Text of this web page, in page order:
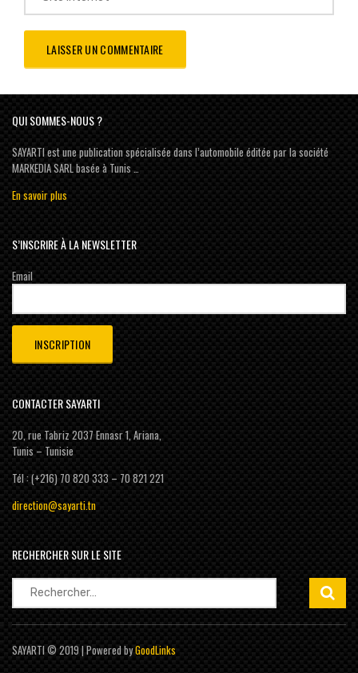
QUI SOMMES-NOUS ?
SAYARTI est une publication spécialisée dans l’automobile éditée par la société
MARKEDIA SARL basée à Tunis …
En savoir plus
S’INSCRIRE À LA NEWSLETTER
Email
CONTACTER SAYARTI
20, rue Tabriz 2037 Ennasr 1, Ariana,
Tunis – Tunisie
Tél : (+216) 70 820 333 – 70 821 221
direction@sayarti.tn
RECHERCHER SUR LE SITE
Rechercher :
SAYARTI © 2019 | Powered byGoodLinks